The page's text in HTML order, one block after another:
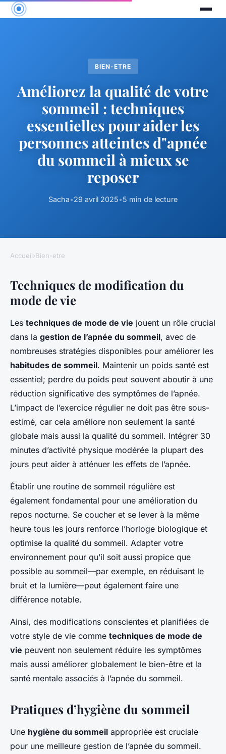
BIEN-ETRE
Améliorez la qualité de votre
sommeil : techniques
essentielles pour aider les
personnes atteintes d"apnée
du sommeil à mieux se
reposer
Sacha•29 avril 2025•5 min de lecture
Accueil›Bien-etre
Techniques de modification du
mode de vie
Les techniques de mode de vie jouent un rôle crucial
dans la gestion de l’apnée du sommeil, avec de
nombreuses stratégies disponibles pour améliorer les
habitudes de sommeil. Maintenir un poids santé est
essentiel; perdre du poids peut souvent aboutir à une
réduction significative des symptômes de l’apnée.
L’impact de l’exercice régulier ne doit pas être sous-
estimé, car cela améliore non seulement la santé
globale mais aussi la qualité du sommeil. Intégrer 30
minutes d’activité physique modérée la plupart des
jours peut aider à atténuer les effets de l’apnée.
Établir une routine de sommeil régulière est
également fondamental pour une amélioration du
repos nocturne. Se coucher et se lever à la même
heure tous les jours renforce l’horloge biologique et
optimise la qualité du sommeil. Adapter votre
environnement pour qu’il soit aussi propice que
possible au sommeil—par exemple, en réduisant le
bruit et la lumière—peut également faire une
différence notable.
Ainsi, des modifications conscientes et planifiées de
votre style de vie comme techniques de mode de
vie peuvent non seulement réduire les symptômes
mais aussi améliorer globalement le bien-être et la
santé mentale associés à l’apnée du sommeil.
Pratiques d’hygiène du sommeil
Une hygiène du sommeil appropriée est cruciale
pour une meilleure gestion de l’apnée du sommeil.